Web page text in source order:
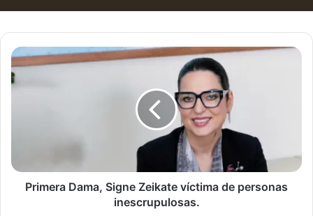
Primera
Dama,
Signe
Primera Dama, Signe Zeikate víctima de personas
inescrupulosas.